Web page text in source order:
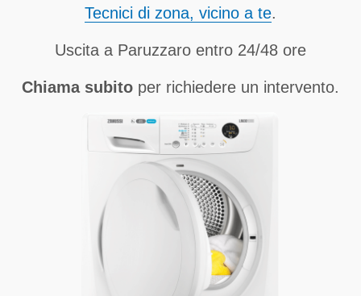
Tecnici di zona, vicino a te.
Uscita a Paruzzaro entro 24/48 ore
Chiama subito per richiedere un intervento.